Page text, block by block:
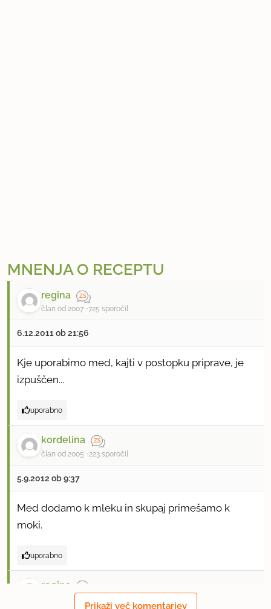
MNENJA O RECEPTU
regina
član od 2007 725 sporočil
6.12.2011 ob 21:56
Kje uporabimo med, kajti v postopku priprave, je
izpuščen...
uporabno
kordelina
član od 2005 223 sporočil
5.9.2012 ob 9:37
Med dodamo k mleku in skupaj primešamo k
moki.
uporabno
regina
Prikaži več komentarjev